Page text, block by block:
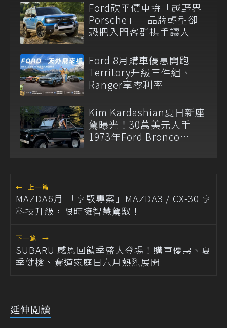
Ford砍平價車拚「越野界
Porsche」 品牌轉型卻
恐把入門客群拱手讓人
Ford 8月購車優惠開跑
Territory升級三件組、
Ranger享零利率
Kim Kardashian夏日新座
駕曝光！30萬美元入手
1973年Ford Bronco
← 上一篇
MAZDA6月 「享馭專案」MAZDA3 / CX-30 享
科技升級，限時擁智慧駕馭！
下一篇 →
SUBARU 感恩回饋季盛大登場！購車優惠、夏
季健檢、賽道家庭日六月熱烈展開
延伸閱讀